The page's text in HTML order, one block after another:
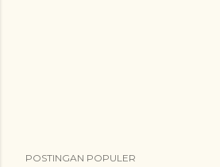
POSTINGAN POPULER